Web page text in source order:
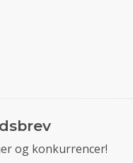
og konkurrencer!